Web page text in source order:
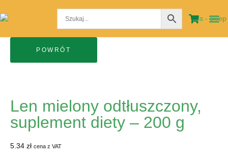
Len mielony odtłuszczony,
suplement diety – 200 g
5.34 zł cena z VAT